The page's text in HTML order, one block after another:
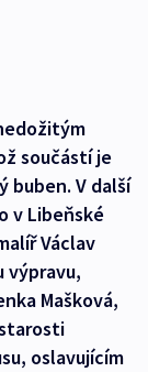
součástí je
buben. V další
v Libeňské
Václav
výpravu,
Mašková,
oslavujícím